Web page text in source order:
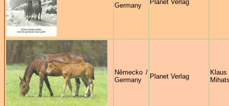
Germany
Planet Verlag
Německo /
Germany
Planet Verlag
Klaus